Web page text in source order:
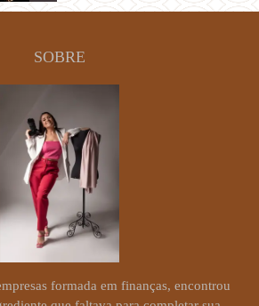
SOBRE
formada em finanças, encontrou